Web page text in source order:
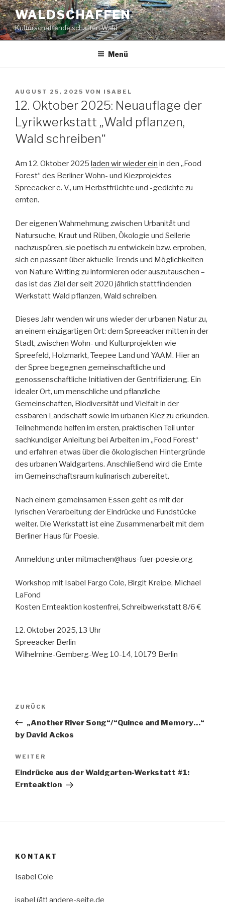
Zum
Inhalt
springen
WALDSCHAFFEN
Kulturschaffende schaffen Wald
Menü
VERÖFFENTLICHT
AM
AUGUST 25, 2025 VON ISABEL
12. Oktober 2025: Neuauflage der
Lyrikwerkstatt „Wald pflanzen,
Wald schreiben“
Am 12. Oktober 2025 laden wir wieder ein in den „Food
Forest“ des Berliner Wohn- und Kiezprojektes
Spreeacker e. V., um Herbstfrüchte und -gedichte zu
ernten.
Der eigenen Wahrnehmung zwischen Urbanität und
Natursuche, Kraut und Rüben, Ökologie und Sellerie
nachzuspüren, sie poetisch zu entwickeln bzw. erproben,
sich en passant über aktuelle Trends und Möglichkeiten
von Nature Writing zu informieren oder auszutauschen –
das ist das Ziel der seit 2020 jährlich stattfindenden
Werkstatt Wald pflanzen, Wald schreiben.
Dieses Jahr wenden wir uns wieder der urbanen Natur zu,
an einem einzigartigen Ort: dem Spreeacker mitten in der
Stadt, zwischen Wohn- und Kulturprojekten wie
Spreefeld, Holzmarkt, Teepee Land und YAAM. Hier an
der Spree begegnen gemeinschaftliche und
genossenschaftliche Initiativen der Gentrifizierung. Ein
idealer Ort, um menschliche und pflanzliche
Gemeinschaften, Biodiversität und Vielfalt in der
essbaren Landschaft sowie im urbanen Kiez zu erkunden.
Teilnehmende helfen im ersten, praktischen Teil unter
sachkundiger Anleitung bei Arbeiten im „Food Forest“
und erfahren etwas über die ökologischen Hintergründe
des urbanen Waldgartens. Anschließend wird die Ernte
im Gemeinschaftsraum kulinarisch zubereitet.
Nach einem gemeinsamen Essen geht es mit der
lyrischen Verarbeitung der Eindrücke und Fundstücke
weiter. Die Werkstatt ist eine Zusammenarbeit mit dem
Berliner Haus für Poesie.
Anmeldung unter mitmachen@haus-fuer-poesie.org
Workshop mit Isabel Fargo Cole, Birgit Kreipe, Michael
LaFond
Kosten Ernteaktion kostenfrei, Schreibwerkstatt 8/6 €
12. Oktober 2025, 13 Uhr
Spreeacker Berlin
Wilhelmine-Gemberg-Weg 10-14, 10179 Berlin
Beitragsnavigation
Vorheriger
Beitrag
ZURÜCK
„Another River Song“/“Quince and Memory…“
by David Ackos
Nächster
Beitrag
WEITER
Eindrücke aus der Waldgarten-Werkstatt #1:
Ernteaktion
KONTAKT
Isabel Cole
isabel (ät) andere-seite.de